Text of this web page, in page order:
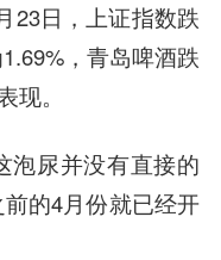
23日，上证指数跌
，青岛啤酒跌
。
泡尿并没有直接的
的4月份就已经开